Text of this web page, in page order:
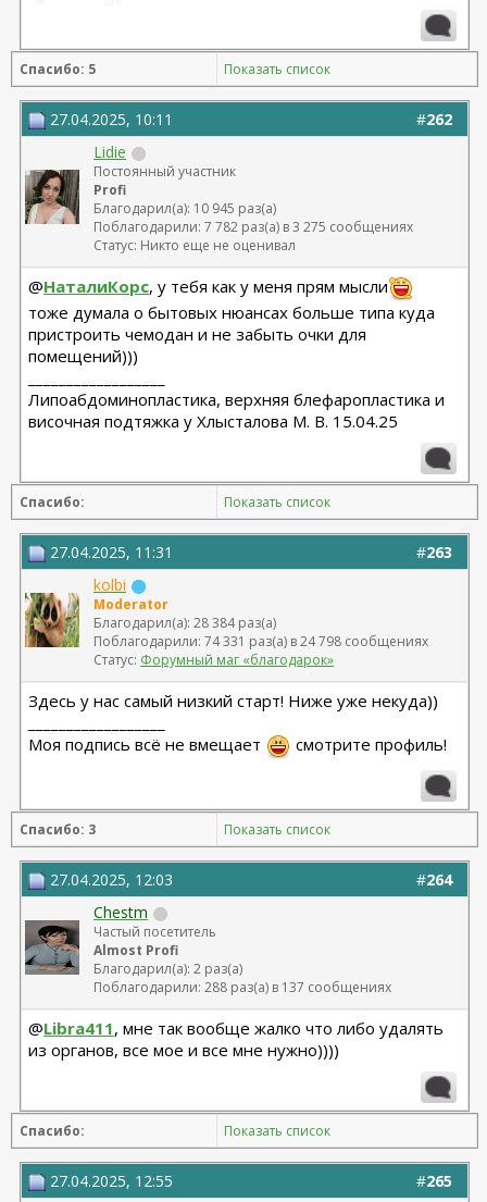
Спасибо: 5 Показать список
#262
27.04.2025, 10:11
Lidie
Постоянный участник
Profi
Благодарил(а): 10 945 раз(а)
Поблагодарили: 7 782 раз(а) в 3 275 сообщениях
Статус: Никто еще не оценивал
@НаталиКорс, у тебя как у меня прям мысли
тоже думала о бытовых нюансах больше типа куда
пристроить чемодан и не забыть очки для
помещений)))
Липоабдоминопластика, верхняя блефаропластика и
височная подтяжка у Хлысталова М. В. 15.04.25
Спасибо: Показать список
#263
27.04.2025, 11:31
kolbi
Moderator
Благодарил(а): 28 384 раз(а)
Поблагодарили: 74 331 раз(а) в 24 798 сообщениях
Статус: Форумный маг «благодарок»
Здесь у нас самый низкий старт! Ниже уже некуда))
Моя подпись всё не вмещает
смотрите профиль!
Спасибо: 3 Показать список
#264
27.04.2025, 12:03
Chestm
Частый посетитель
Almost Profi
Благодарил(а): 2 раз(а)
Поблагодарили: 288 раз(а) в 137 сообщениях
@Libra411, мне так вообще жалко что либо удалять
из органов, все мое и все мне нужно))))
Спасибо: Показать список
#265
27.04.2025, 12:55